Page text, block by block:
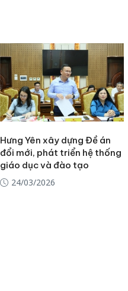
Hưng Yên xây dựng Đề án
đổi mới, phát triển hệ thống
giáo dục và đào tạo
24/03/2026